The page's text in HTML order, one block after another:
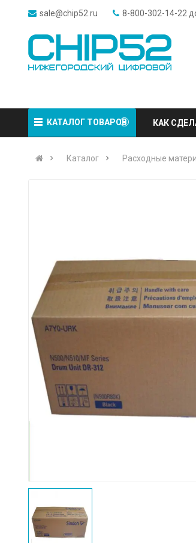
sale@chip52.ru 8-800-302-14-22
КАТАЛОГ ТОВАРОВ КАК
Каталог Расходные